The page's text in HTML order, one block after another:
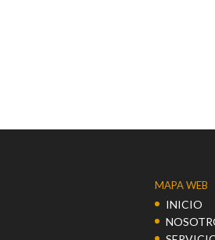
MAPA WEB
INICIO